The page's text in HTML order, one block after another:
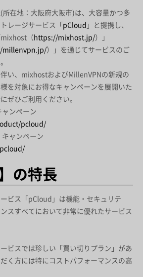
所在地：大阪府大阪市)は、大容量かつ多
レージサービス「 pCloud 」と提携し、
（ https://mixhost.jp/）」
millenvpn.jp/）」を通じてサービスのご
い、mixhostおよびMillenVPNの新規の
を対象にお得なキャンペーンを展開いた
ぜひご利用ください。
ンペーン
pcloud/
ャンペーン
の特長
ビス「pCloud」は機能・セキュリテ
スすべてにおいて非常に優れたサービス
ビスでは珍しい「買い切りプラン」があ
く方には特にコストパフォーマンスの高